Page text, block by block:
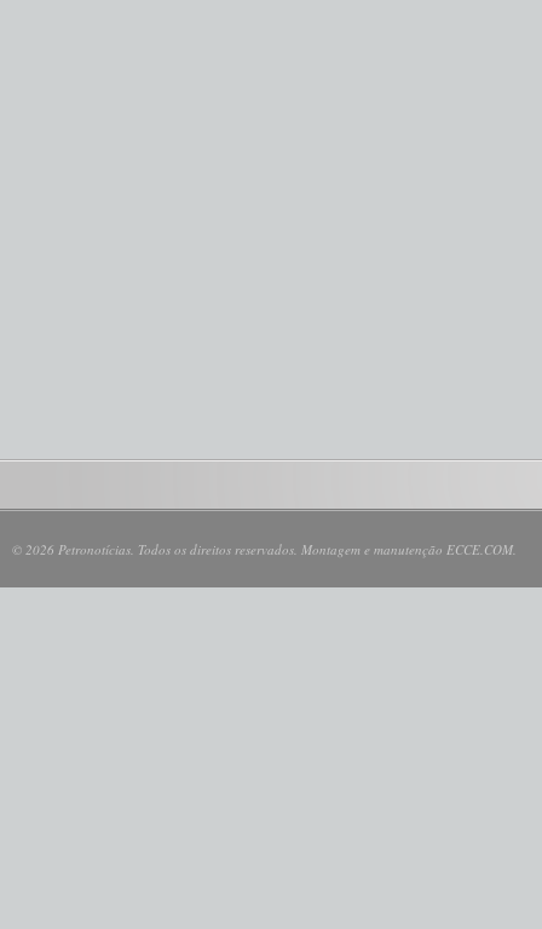
© 2026 Petronotícias. Todos os direitos reservados. Montagem e manutenção ECCE.COM.